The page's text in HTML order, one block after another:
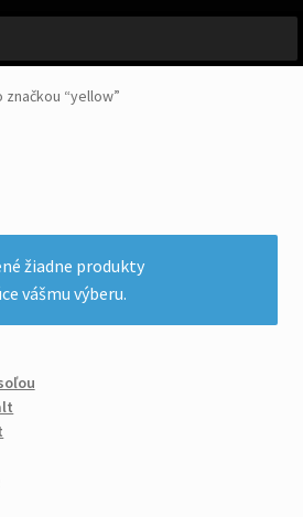
“yellow”
žiadne produkty
vášmu výberu.